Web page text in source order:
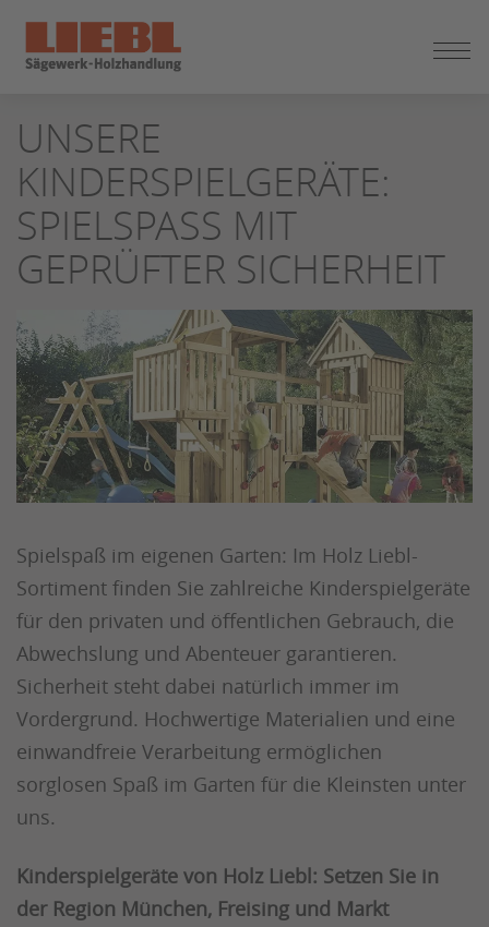
SEITENINHALT
SPRINGEN
UNSERE
KINDERSPIELGERÄTE:
SPIELSPASS MIT G
EPRÜFTER SICHERHEIT
Spielspaß im eigenen Garten: Im Holz Liebl-
Sortiment finden Sie zahlreiche Kinderspielgeräte
für den privaten und öffentlichen Gebrauch, die
Abwechslung und Abenteuer garantieren.
Sicherheit steht dabei natürlich immer im
Vordergrund. Hochwertige Materialien und eine
einwandfreie Verarbeitung ermöglichen
sorglosen Spaß im Garten für die Kleinsten unter
uns.
Kinderspielgeräte von Holz Liebl: Setzen Sie in
der Region München, Freising und Markt